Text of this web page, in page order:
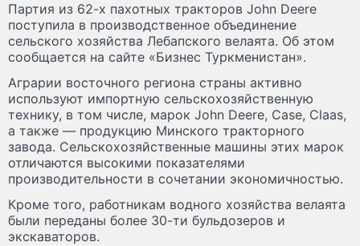
Партия из 62-х пахотных тракторов John Deere
поступила в производственное объединение
сельского хозяйства Лебапского велаята. Об этом
сообщается на сайте «Бизнес Туркменистан».
Аграрии восточного региона страны активно
используют импортную сельскохозяйственную
технику, в том числе, марок John Deere, Case, Claas,
а также — продукцию Минского тракторного
завода. Сельскохозяйственные машины этих марок
отличаются высокими показателями
производительности в сочетании экономичностью.
Кроме того, работникам водного хозяйства велаята
были переданы более 30-ти бульдозеров и
экскаваторов.